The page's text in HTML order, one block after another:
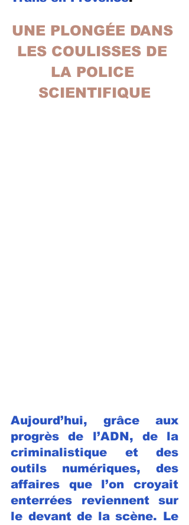
UNE PLONGÉE DANS
LES COULISSES DE
LA POLICE
SCIENTIFIQUE
Aujourd’hui, grâce aux
progrès de l’ADN, de la
criminalistique et des
outils numériques, des
affaires que l’on croyait
enterrées reviennent sur
le devant de la scène. Le